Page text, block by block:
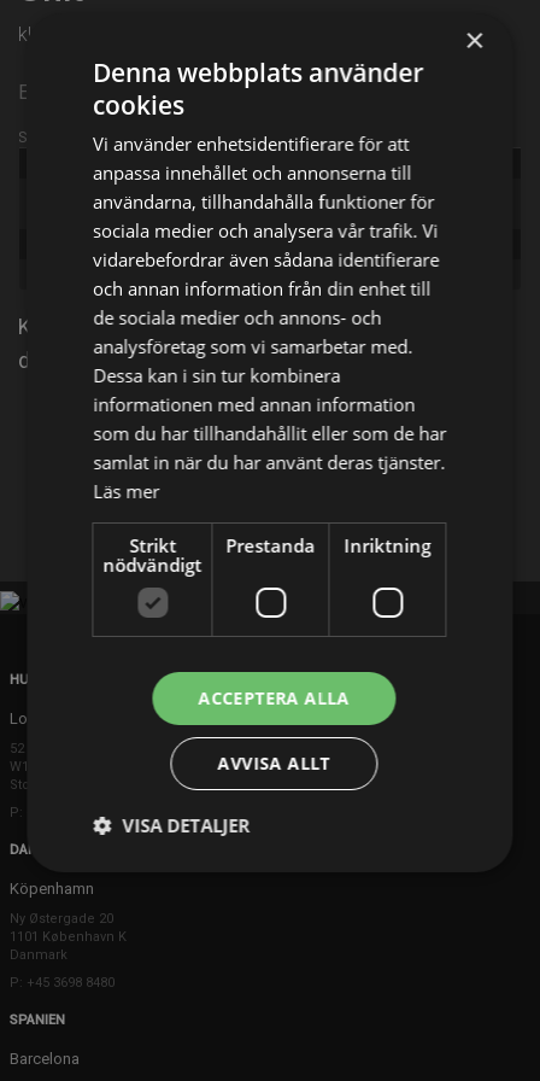
kl. 03:00 på Kanal 5
Episode 9
Sändningsinformation
Gone Baby Gone
Känslorna svallar när SVU-gruppen börjar ett
desperat sökande efter Bensons försvunna son.
HUVUDKONTOR
London
52 Brook Street
W1K 5DS London
Storbritannien
P: +44 203 608 8181
DANMARK
Köpenhamn
Ny Østergade 20
1101 København K
Danmark
P: +45 3698 8480
SPANIEN
Barcelona
×
Denna webbplats använder
cookies
Vi använder enhetsidentifierare för att
anpassa innehållet och annonserna till
användarna, tillhandahålla funktioner för
sociala medier och analysera vår trafik. Vi
vidarebefordrar även sådana identifierare
och annan information från din enhet till
de sociala medier och annons- och
analysföretag som vi samarbetar med.
Dessa kan i sin tur kombinera
informationen med annan information
som du har tillhandahållit eller som de har
samlat in när du har använt deras tjänster.
Läs mer
Strikt
nödvändigt
Prestanda Inriktning
ACCEPTERA ALLA
AVVISA ALLT
VISA DETALJER